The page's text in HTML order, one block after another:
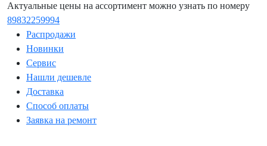
Актуальные цены на ассортимент можно узнать по номеру
89832259994
Распродажи
Новинки
Сервис
Нашли дешевле
Доставка
Способ оплаты
Заявка на ремонт